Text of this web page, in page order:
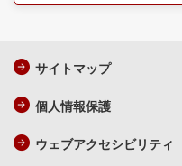
サイトマップ
個人情報保護
ウェブアクセシビリティ